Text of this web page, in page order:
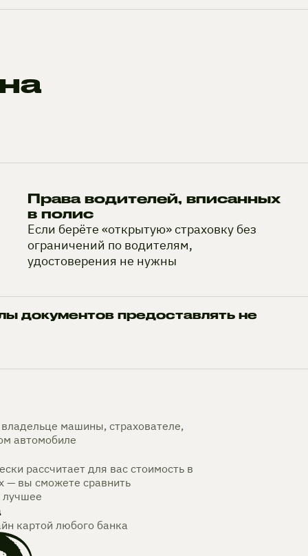
Права водителей, вписанных
в полис
Если берёте «открытую» страховку без
ограничений по водителям,
удостоверения не нужны
документов предоставлять не
машины, страхователе,
автомобиле
рассчитает для вас стоимость в
— вы сможете сравнить
лучшее
картой любого банка